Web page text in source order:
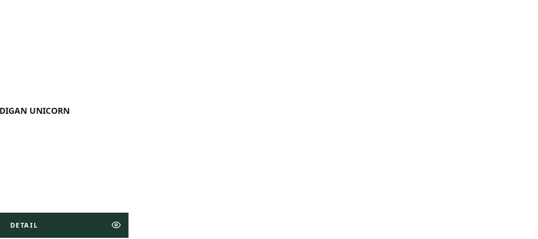
UNICORN
DETAIL